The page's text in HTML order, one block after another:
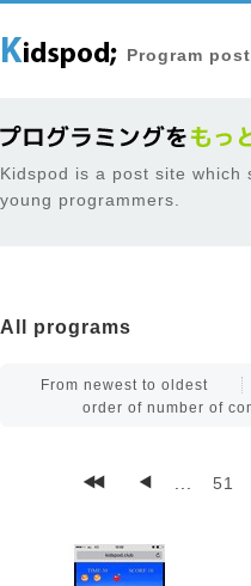
Program
Kidspod is a post site which
young programmers.
All programs
From newest to oldest
order of number of
51